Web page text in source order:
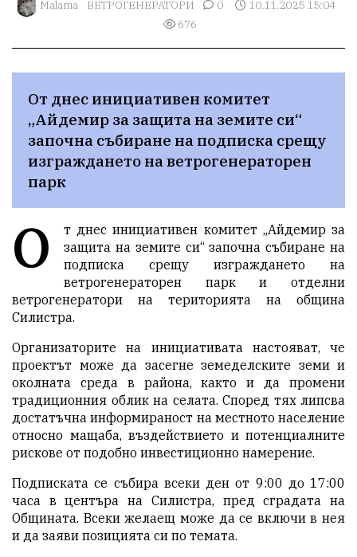
Malama ВЕТРОГЕНЕРАТОРИ 0
10.11.2025 15:04
676
От днес инициативен комитет
„Айдемир за защита на земите си“
започна събиране на подписка срещу
изграждането на ветрогенераторен
парк
О
т днес инициативен комитет „Айдемир за
защита на земите си“ започна събиране на
подписка срещу изграждането на
ветрогенераторен парк и отделни
ветрогенератори на територията на община
Силистра.
Организаторите на инициативата настояват, че
проектът може да засегне земеделските земи и
околната среда в района, както и да промени
традиционния облик на селата. Според тях липсва
достатъчна информираност на местното население
относно мащаба, въздействието и потенциалните
рискове от подобно инвестиционно намерение.
Подписката се събира всеки ден от 9:00 до 17:00
часа в центъра на Силистра, пред сградата на
Общината. Всеки желаещ може да се включи в нея
и да заяви позицията си по темата.